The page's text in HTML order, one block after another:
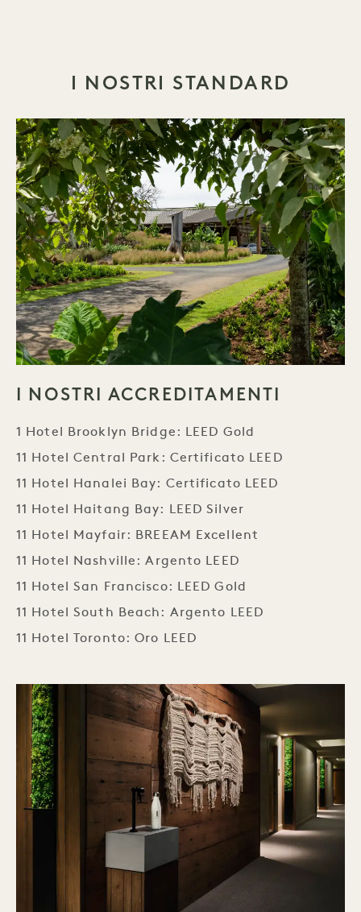
I NOSTRI STANDARD
I NOSTRI ACCREDITAMENTI
1 Hotel Brooklyn Bridge: LEED Gold
11 Hotel Central Park: Certificato LEED
11 Hotel Hanalei Bay: Certificato LEED
11 Hotel Haitang Bay: LEED Silver
11 Hotel Mayfair: BREEAM Excellent
11 Hotel Nashville: Argento LEED
11 Hotel San Francisco: LEED Gold
11 Hotel South Beach: Argento LEED
11 Hotel Toronto: Oro LEED